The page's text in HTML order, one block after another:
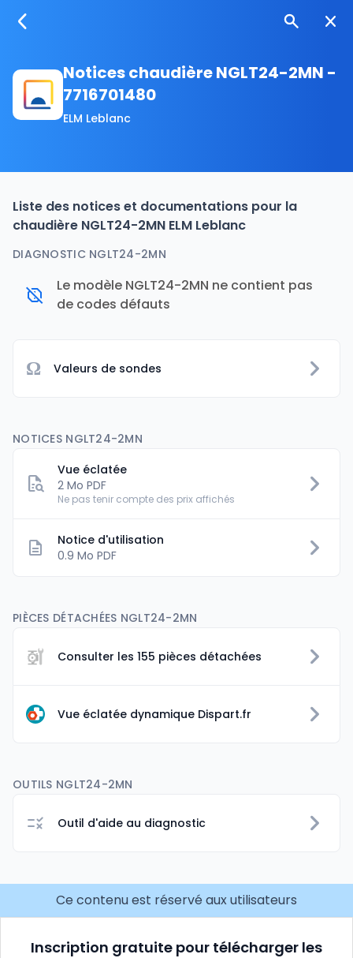
Notices chaudière NGLT24-2MN -
7716701480
ELM Leblanc
Liste des notices et documentations pour la
chaudière NGLT24-2MN ELM Leblanc
DIAGNOSTIC NGLT24-2MN
Le modèle NGLT24-2MN ne contient pas
de codes défauts
Ω Valeurs de sondes
NOTICES NGLT24-2MN
Vue éclatée
2 Mo PDF
Ne pas tenir compte des prix affichés
Notice d'utilisation
0.9 Mo PDF
PIÈCES DÉTACHÉES NGLT24-2MN
Consulter les 155 pièces détachées
Vue éclatée dynamique Dispart.fr
OUTILS NGLT24-2MN
Outil d'aide au diagnostic
Ce contenu est réservé aux utilisateurs
Inscription gratuite pour télécharger les